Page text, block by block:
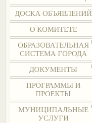
ДОСКА ОБЪЯВЛЕНИЙ
О КОМИТЕТЕ
ОБРАЗОВАТЕЛЬНАЯ
СИСТЕМА ГОРОДА
ДОКУМЕНТЫ
ПРОГРАММЫ И
ПРОЕКТЫ
МУНИЦИПАЛЬНЫЕ
УСЛУГИ